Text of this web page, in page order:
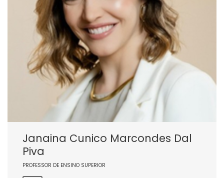
Janaina Cunico Marcondes Dal
Piva
PROFESSOR DE ENSINO SUPERIOR